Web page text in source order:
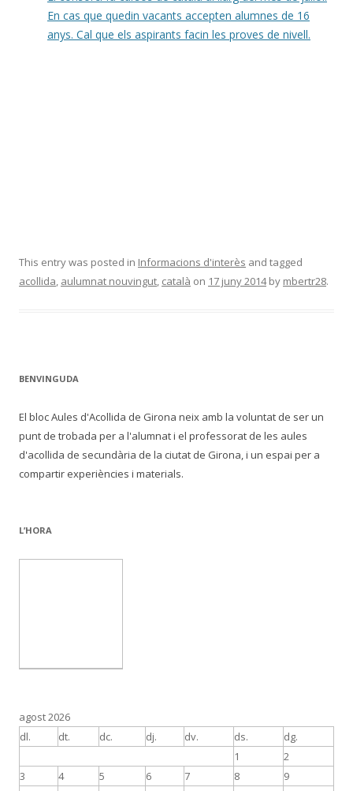
En cas que quedin vacants accepten alumnes de 16
anys. Cal que els aspirants facin les proves de nivell.
This entry was posted in Informacions d'interès and tagged
acollida, aulumnat nouvingut, català on 17 juny 2014by mbertr28.
BENVINGUDA
El bloc Aules d'Acollida de Girona neix amb la voluntat de ser un
punt de trobada per a l'alumnat i el professorat de les aules
d'acollida de secundària de la ciutat de Girona, i un espai per a
compartir experiències i materials.
L’HORA
agost 2026
dl.
dt. dc. dj. dv. ds.
dg.
1
2
3
4 5 6 7 8
9